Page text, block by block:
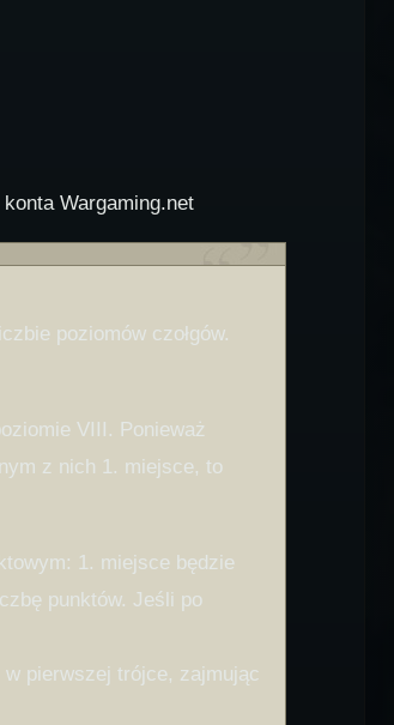
Wargaming.net
poziomów czołgów.
VIII. Ponieważ
z nich 1. miejsce, to
1. miejsce będzie
punktów. Jeśli po
pierwszej trójce, zajmując